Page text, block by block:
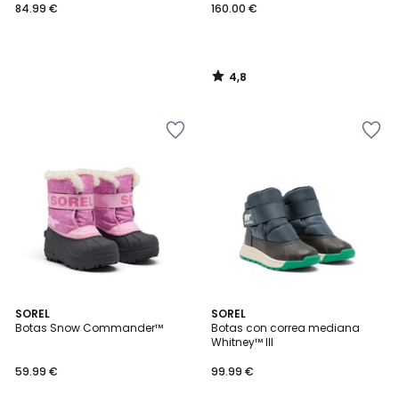
84.99 €
160.00 €
4,8
/
SOREL
Botas Snow Commander™
59.99 €
2
Colores
SOREL
Botas con correa mediana
Whitney™ III
99.99 €
2
Colores